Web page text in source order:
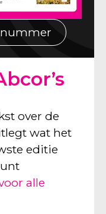
nummer
over de
wat het
editie
alle